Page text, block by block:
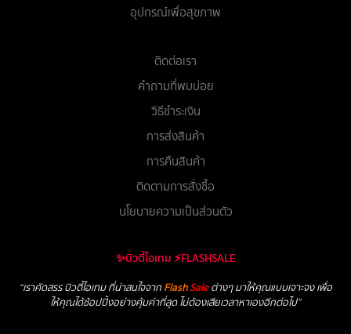
อุปกรณ์เพื่อสุขภาพ
ติดต่อเรา
คำถามที่พบบ่อย
วิธีชำระเงิน
การส่งสินค้า
การคืนสินค้า
ติดตามการสั่งซื้อ
นโยบายความเป็นส่วนตัว
✨บิวตี้ไอเทม ⚡FLASHSALE
“เราคัดสรร บิวตี้ไอเทม ที่น่าสนใจจาก FlashSaleต่างๆ มาให้คุณแบบเจาะจง เพื่อ
ให้คุณได้ช้อปปิ้งอย่างคุ้มค่าที่สุด ไม่ต้องเสียเวลาหาเองอีกต่อไป”